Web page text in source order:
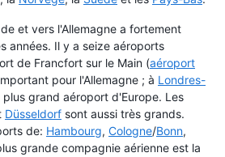
et vers l'Allemagne a fortement
années. Il y a seize aéroports
de Francfort sur le Main (aéroport
pour l'Allemagne ; à Londres-
grand aéroport d'Europe. Les
Düsseldorf sont aussi très grands.
de: Hambourg, Cologne/Bonn,
grande compagnie aérienne est la